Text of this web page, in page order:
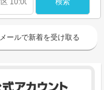
メールで新着を受け取る